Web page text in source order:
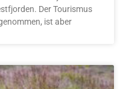
Der Tourismus
ist aber